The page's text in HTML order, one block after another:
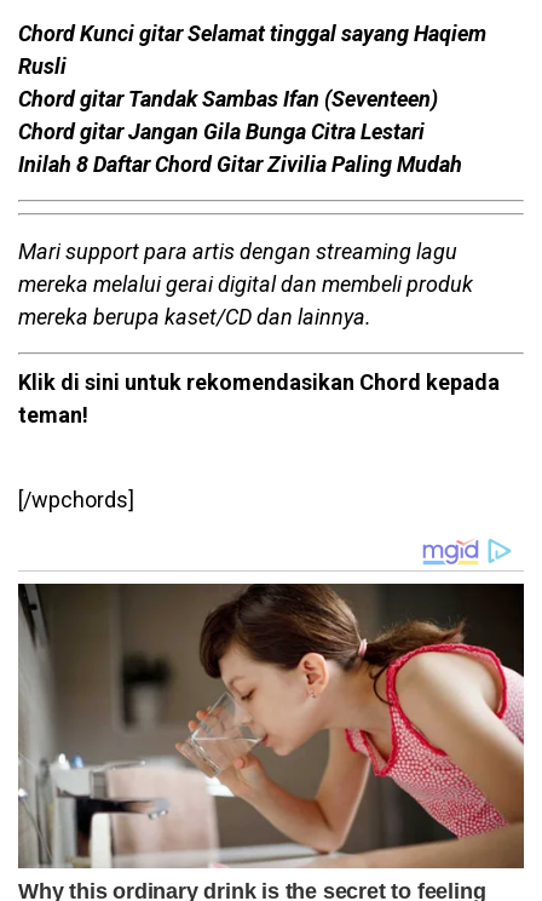
Chord Kunci gitar Selamat tinggal sayang Haqiem
Rusli
Chord gitar Tandak Sambas Ifan (Seventeen)
Chord gitar Jangan Gila Bunga Citra Lestari
Inilah 8 Daftar Chord Gitar Zivilia Paling Mudah
Mari support para artis dengan streaming lagu
mereka melalui gerai digital dan membeli produk
mereka berupa kaset/CD dan lainnya.
Klik di sini untuk rekomendasikan Chord kepada
teman!
[/wpchords]